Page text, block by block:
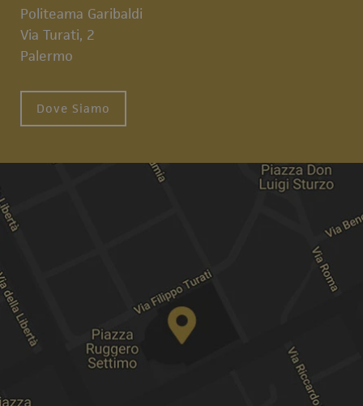
Politeama Garibaldi
Via Turati, 2
Palermo
Dove Siamo